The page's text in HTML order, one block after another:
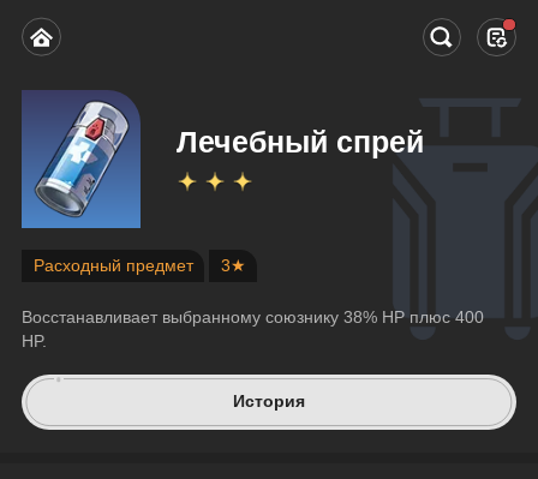
Лечебный спрей
Расходный предмет 3★
Восстанавливает выбранному союзнику 38% HP плюс 400
HP.
История